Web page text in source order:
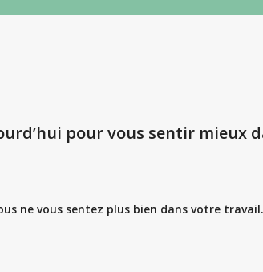
pour vous sentir mieux
ne vous sentez plus bien dans votre travail.